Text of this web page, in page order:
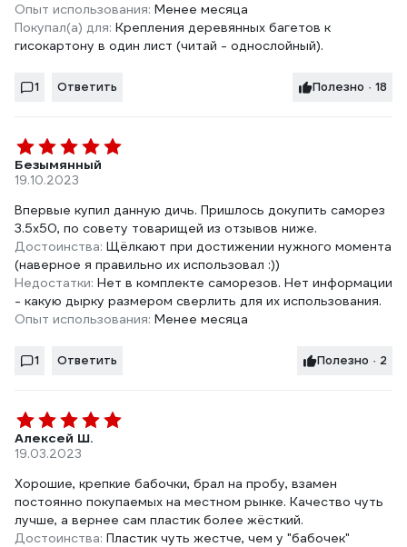
Опыт использования: Менее месяца
Покупал(а) для: Крепления деревянных багетов к
гисокартону в один лист (читай - однослойный).
1 Ответить Полезно · 18
Безымянный
19.10.2023
Впервые купил данную дичь. Пришлось докупить саморез
3.5х50, по совету товарищей из отзывов ниже.
Достоинства: Щёлкают при достижении нужного момента
(наверное я правильно их использовал :))
Недостатки: Нет в комплекте саморезов. Нет информации
- какую дырку размером сверлить для их использования.
Опыт использования: Менее месяца
1 Ответить Полезно · 2
Алексей Ш.
19.03.2023
Хорошие, крепкие бабочки, брал на пробу, взамен
постоянно покупаемых на местном рынке. Качество чуть
лучше, а вернее сам пластик более жёсткий.
Достоинства: Пластик чуть жестче, чем у "бабочек"